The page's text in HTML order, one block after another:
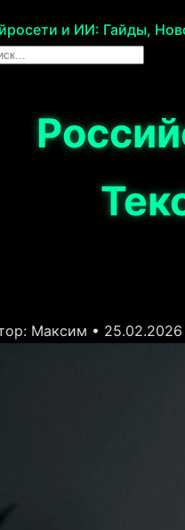
и ИИ: Гайды,
Максим • 25.02.2026